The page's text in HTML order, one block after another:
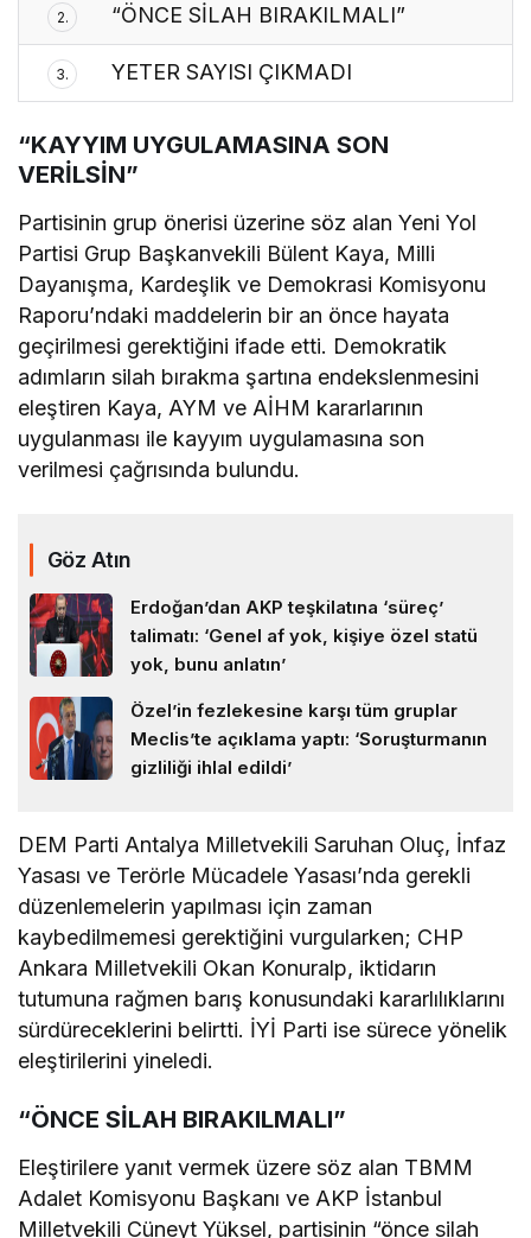
2. “ÖNCE SİLAH BIRAKILMALI”
3. YETER SAYISI ÇIKMADI
“KAYYIM UYGULAMASINA SON
VERİLSİN”
Partisinin grup önerisi üzerine söz alan Yeni Yol
Partisi Grup Başkanvekili Bülent Kaya, Milli
Dayanışma, Kardeşlik ve Demokrasi Komisyonu
Raporu’ndaki maddelerin bir an önce hayata
geçirilmesi gerektiğini ifade etti. Demokratik
adımların silah bırakma şartına endekslenmesini
eleştiren Kaya, AYM ve AİHM kararlarının
uygulanması ile kayyım uygulamasına son
verilmesi çağrısında bulundu.
Göz Atın
Erdoğan’dan AKP teşkilatına ‘süreç’
talimatı: ‘Genel af yok, kişiye özel statü
yok, bunu anlatın’
Özel’in fezlekesine karşı tüm gruplar
Meclis’te açıklama yaptı: ‘Soruşturmanın
gizliliği ihlal edildi’
DEM Parti Antalya Milletvekili Saruhan Oluç, İnfaz
Yasası ve Terörle Mücadele Yasası’nda gerekli
düzenlemelerin yapılması için zaman
kaybedilmemesi gerektiğini vurgularken; CHP
Ankara Milletvekili Okan Konuralp, iktidarın
tutumuna rağmen barış konusundaki kararlılıklarını
sürdüreceklerini belirtti. İYİ Parti ise sürece yönelik
eleştirilerini yineledi.
“ÖNCE SİLAH BIRAKILMALI”
Eleştirilere yanıt vermek üzere söz alan TBMM
Adalet Komisyonu Başkanı ve AKP İstanbul
Milletvekili Cüneyt Yüksel, partisinin “önce silah